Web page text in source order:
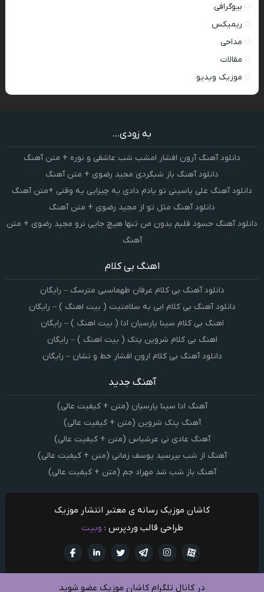
بیوگرافی
ریمیکس
مداحی
مقالات
موزیک ویدیو
به زودی...
دانلود آهنگ آرون افشار امشب شب عاشقی و نوره + متن آهنگ
دانلود آهنگ باز شبگردی مجید رضوی + متن آهنگ
دانلود آهنگ علی یاسینی تو یادم دادی یه چیزایی یه وقتی +متن آهنگ
دانلود آهنگ مثل تو از مجید رضوی + متن آهنگ
دانلود آهنگ حسود قلبم بدون من تنها هیچ جایی نرو مجید رضوی + متن
آهنگ
اهنگ بی کلام
دانلود آهنگ بی کلام عرفان طهماسبی مترسک – رایگان
دانلود آهنگ بی کلام ابی به سلامتیت ( بیت اهنگ ) – رایگان
اهنگ بی کلام سینا پارسیان ادا ( بیت اهنگ ) – رایگان
اهنگ بی کلام شروین پتک ( بیت اهنگ ) – رایگان
دانلود آهنگ بی کلام ارون افشار خط و نشان – رایگان
آهنگ جدید
آهنگ ادا سینا پارسیان (متن + کیفیت عالی)
آهنگ پتک شروین (متن + کیفیت عالی)
آهنگ عادی نی عرشیاس (متن + کیفیت عالی)
آهنگ از شب بپرسید یوسف زمانی (متن + کیفیت عالی)
آهنگ باز شب شد مهراد جم (متن + کیفیت عالی)
کاشان موزیک رسانه ی معتبر انتشار موزیک
طراحی قالب وردپرس : وبیت
تويتر تلگرام
اینستاگرام آپارات
در کانال تلگرام کاشان موزیک عضو شوید